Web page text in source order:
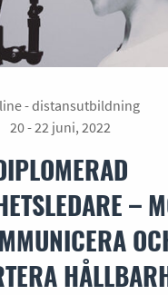
- distansutbildning
20 - 22 juni, 2022
–